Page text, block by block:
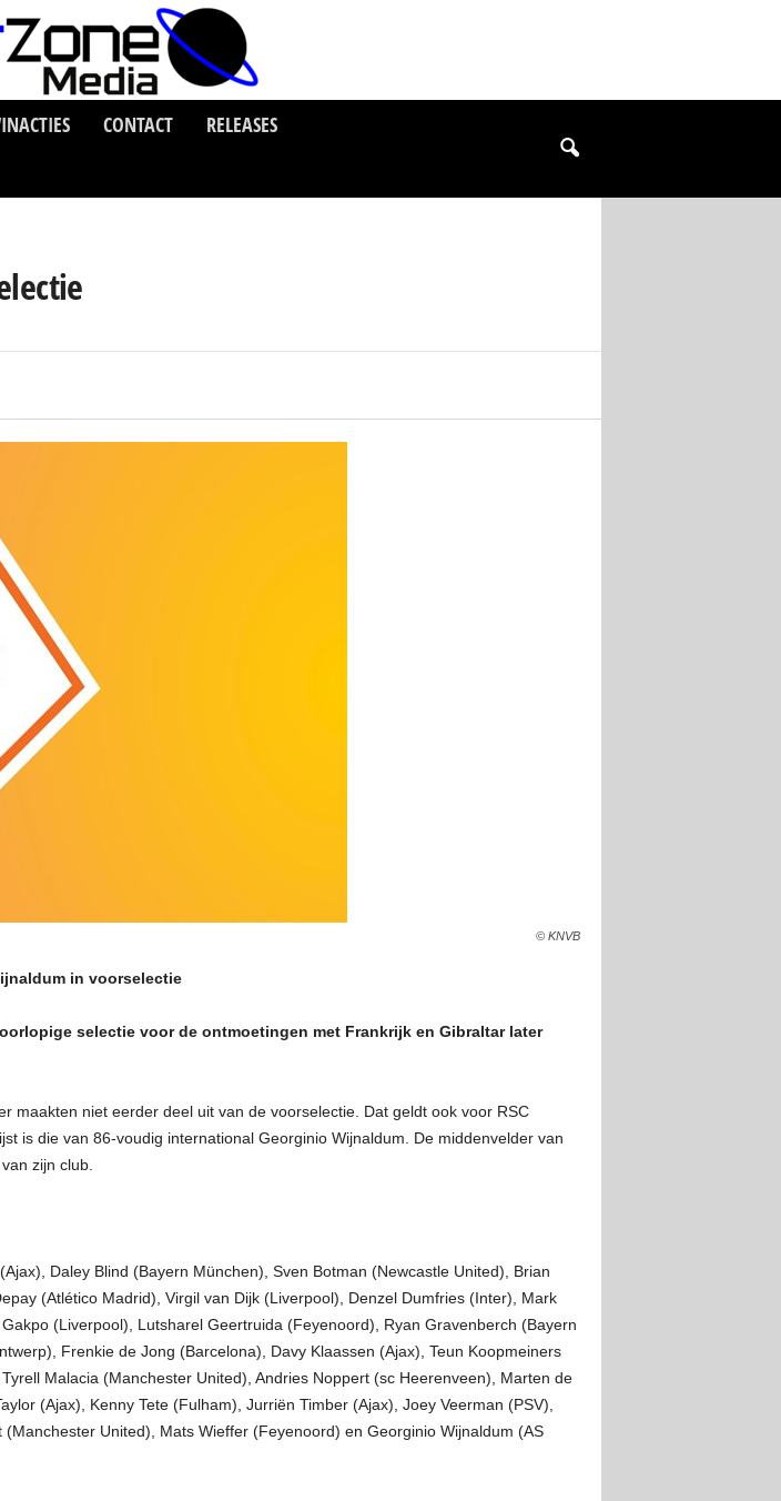
CONTACT
RELEASES
© KNVB
in voorselectie
selectie voor de ontmoetingen met Frankrijk en Gibraltar later
maakten niet eerder deel uit van de voorselectie. Dat geldt ook voor RSC
is die van 86-voudig international Georginio Wijnaldum. De middenvelder van
zijn club.
Daley Blind (Bayern München), Sven Botman (Newcastle United), Brian
(Atlético Madrid), Virgil van Dijk (Liverpool), Denzel Dumfries (Inter), Mark
(Liverpool), Lutsharel Geertruida (Feyenoord), Ryan Gravenberch (Bayern
Frenkie de Jong (Barcelona), Davy Klaassen (Ajax), Teun Koopmeiners
Malacia (Manchester United), Andries Noppert (sc Heerenveen), Marten de
(Ajax), Kenny Tete (Fulham), Jurriën Timber (Ajax), Joey Veerman (PSV),
United), Mats Wieffer (Feyenoord) en Georginio Wijnaldum (AS